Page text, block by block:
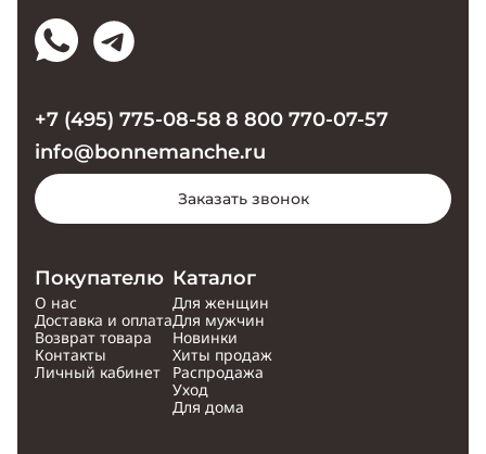
Покупателю
О нас
Доставка и оплата
Возврат товара
Контакты
Личный кабинет
Каталог
Для женщин
Для мужчин
Новинки
Хиты продаж
Распродажа
Уход
Для дома
+7 (495) 775-08-58 8 800 770-07-57
info@bonnemanche.ru
Заказать звонок